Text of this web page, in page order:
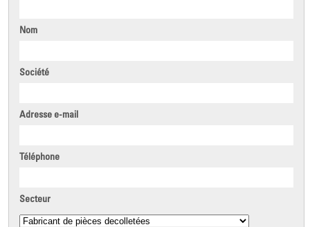
Nom
Société
Adresse e-mail
Téléphone
Secteur